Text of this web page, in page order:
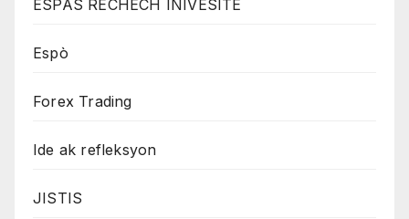
ESPAS RECHÈCH INIVÈSITÈ
Espò
Forex Trading
Ide ak refleksyon
JISTIS